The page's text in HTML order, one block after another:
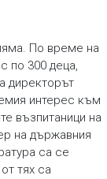
По време на
по 300 деца,
директорът
интерес към
възпитаници на
на държавния
са се
тях са